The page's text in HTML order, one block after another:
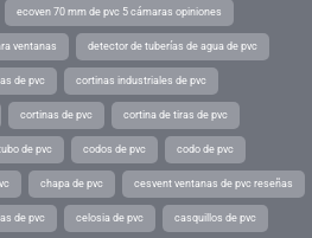
ecoven 70 mm de pvc 5 cámaras opiniones
ventanas detector de tuberías de agua de pvc
de pvc cortinas industriales de pvc
cortinas de pvc cortina de tiras de pvc
de pvc codos de pvc codo de pvc
chapa de pvc cesvent ventanas de pvc reseñas
de pvc celosia de pvc casquillos de pvc